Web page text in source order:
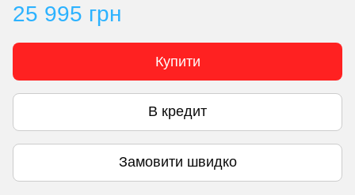
25 995 грн
Купити
В кредит
Замовити швидко